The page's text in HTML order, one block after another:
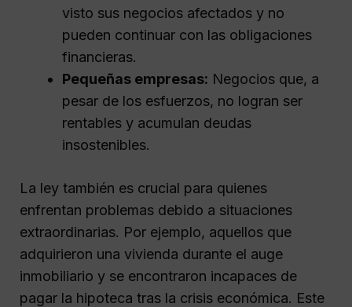
visto sus negocios afectados y no
pueden continuar con las obligaciones
financieras.
Pequeñas empresas: Negocios que, a
pesar de los esfuerzos, no logran ser
rentables y acumulan deudas
insostenibles.
La ley también es crucial para quienes
enfrentan problemas debido a situaciones
extraordinarias. Por ejemplo, aquellos que
adquirieron una vivienda durante el auge
inmobiliario y se encontraron incapaces de
pagar la hipoteca tras la crisis económica. Este